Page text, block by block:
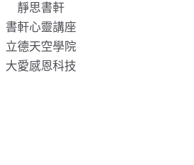
靜思書軒
書軒心靈講座
立德天空學院
大愛感恩科技